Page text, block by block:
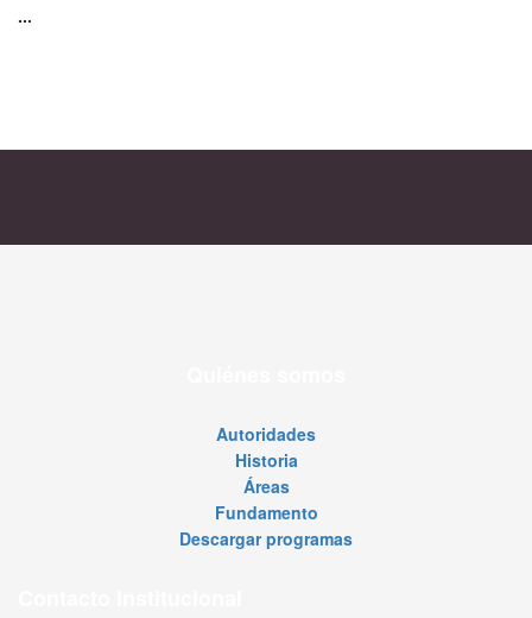
...
Autoridades
Historia
Áreas
Fundamento
Descargar programas